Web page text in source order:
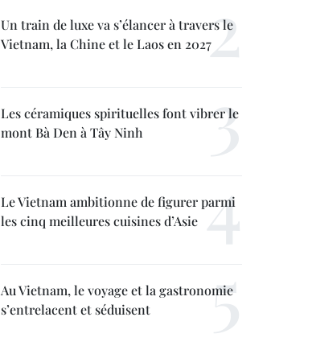
Un train de luxe va s’élancer à travers le
Vietnam, la Chine et le Laos en 2027
Les céramiques spirituelles font vibrer le
mont Bà Den à Tây Ninh
Le Vietnam ambitionne de figurer parmi
les cinq meilleures cuisines d’Asie
Au Vietnam, le voyage et la gastronomie
s’entrelacent et séduisent